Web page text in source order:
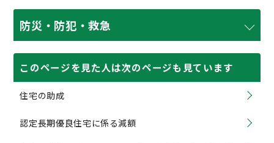
防災・防犯・救急
このページを見た人は次のページも見ています
住宅の助成
認定長期優良住宅に係る減額